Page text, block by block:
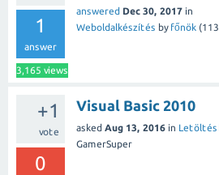
1
answer
3,165 views
answered Dec 30, 2017 in
Weboldalkészítés by főnök (113
+1
vote
0
Visual Basic 2010
asked Aug 13, 2016 in Letöltés
GamerSuper